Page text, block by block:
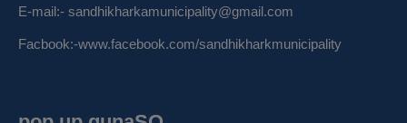
E-mail:- sandhikharkamunicipality@gmail.com
Facbook:-www.facebook.com/sandhikharkmunicipality